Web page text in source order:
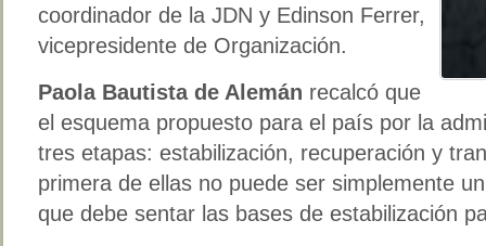
coordinador de la JDN y Edinson Ferrer,
vicepresidente de Organización.
Paola Bautista de Alemán recalcó que
el esquema propuesto para el país por la
tres etapas: estabilización, recuperación y
primera de ellas no puede ser simplemente
que debe sentar las bases de estabilización